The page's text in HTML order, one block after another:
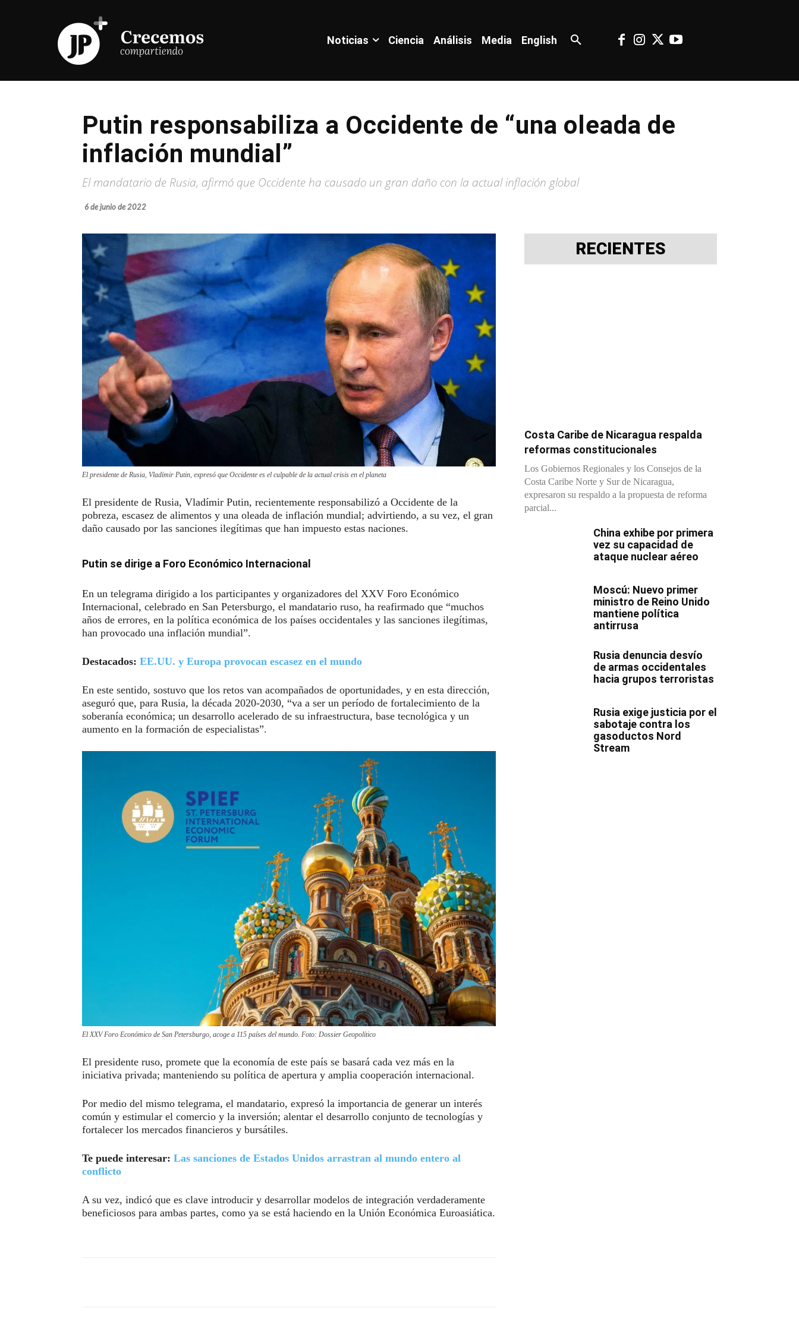
Noticias Ciencia Análisis Media English
Putin responsabiliza a Occidente de “una oleada de
inflación mundial”
El mandatario de Rusia, afirmó que Occidente ha causado un gran daño con la actual inflación global
6 de junio de 2022
El presidente de Rusia, Vladímir Putin, expresó que Occidente es el culpable de la actual crisis en el planeta
El presidente de Rusia, Vladímir Putin, recientemente responsabilizó a Occidente de la
pobreza, escasez de alimentos y una oleada de inflación mundial; advirtiendo, a su vez, el gran
daño causado por las sanciones ilegítimas que han impuesto estas naciones.
Putin se dirige a Foro Económico Internacional
En un telegrama dirigido a los participantes y organizadores del XXV Foro Económico
Internacional, celebrado en San Petersburgo, el mandatario ruso, ha reafirmado que “muchos
años de errores, en la política económica de los países occidentales y las sanciones ilegítimas,
han provocado una inflación mundial”.
Destacados: EE.UU. y Europa provocan escasez en el mundo
En este sentido, sostuvo que los retos van acompañados de oportunidades, y en esta dirección,
aseguró que, para Rusia, la década 2020-2030, “va a ser un período de fortalecimiento de la
soberanía económica; un desarrollo acelerado de su infraestructura, base tecnológica y un
aumento en la formación de especialistas”.
El XXV Foro Económico de San Petersburgo, acoge a 115 países del mundo. Foto: Dossier Geopolítico
El presidente ruso, promete que la economía de este país se basará cada vez más en la
iniciativa privada; manteniendo su política de apertura y amplia cooperación internacional.
Por medio del mismo telegrama, el mandatario, expresó la importancia de generar un interés
común y estimular el comercio y la inversión; alentar el desarrollo conjunto de tecnologías y
fortalecer los mercados financieros y bursátiles.
Te puede interesar: Las sanciones de Estados Unidos arrastran al mundo entero al
conflicto
A su vez, indicó que es clave introducir y desarrollar modelos de integración verdaderamente
beneficiosos para ambas partes, como ya se está haciendo en la Unión Económica Euroasiática.
RECIENTES
Costa Caribe de Nicaragua respalda
reformas constitucionales
Los Gobiernos Regionales y los Consejos de la
Costa Caribe Norte y Sur de Nicaragua,
expresaron su respaldo a la propuesta de reforma
parcial...
China exhibe por primera
vez su capacidad de
ataque nuclear aéreo
Moscú: Nuevo primer
ministro de Reino Unido
mantiene política
antirrusa
Rusia denuncia desvío
de armas occidentales
hacia grupos terroristas
Rusia exige justicia por el
sabotaje contra los
gasoductos Nord
Stream